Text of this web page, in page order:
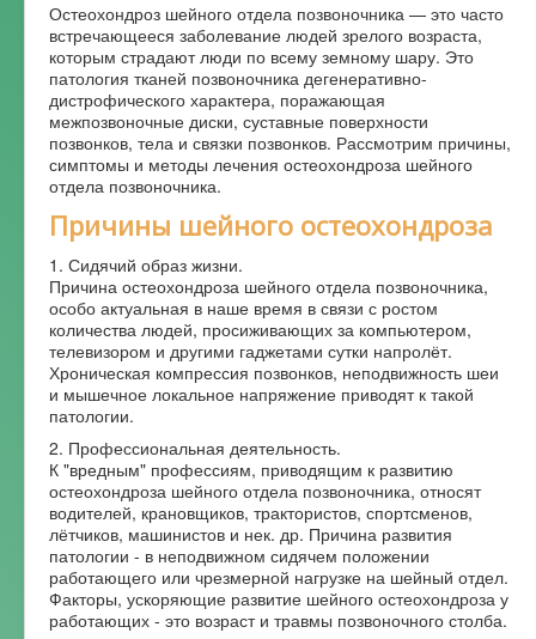
Остеохондроз шейного отдела позвоночника — это часто
встречающееся заболевание людей зрелого возраста,
которым страдают люди по всему земному шару. Это
патология тканей позвоночника дегенеративно-
дистрофического характера, поражающая
межпозвоночные диски, суставные поверхности
позвонков, тела и связки позвонков. Рассмотрим причины,
симптомы и методы лечения остеохондроза шейного
отдела позвоночника.
Причины шейного остеохондроза
1. Сидячий образ жизни.
Причина остеохондроза шейного отдела позвоночника,
особо актуальная в наше время в связи с ростом
количества людей, просиживающих за компьютером,
телевизором и другими гаджетами сутки напролёт.
Хроническая компрессия позвонков, неподвижность шеи
и мышечное локальное напряжение приводят к такой
патологии.
2. Профессиональная деятельность.
К "вредным" профессиям, приводящим к развитию
остеохондроза шейного отдела позвоночника, относят
водителей, крановщиков, трактористов, спортсменов,
лётчиков, машинистов и нек. др. Причина развития
патологии - в неподвижном сидячем положении
работающего или чрезмерной нагрузке на шейный отдел.
Факторы, ускоряющие развитие шейного остеохондроза у
работающих - это возраст и травмы позвоночного столба.